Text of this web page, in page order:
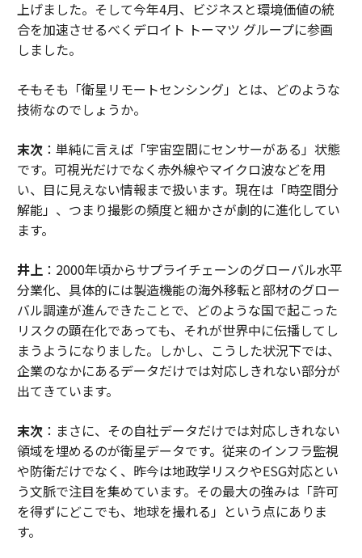
上げました。そして今年4月、ビジネスと環境価値の統
合を加速させるべくデロイト トーマツ グループに参画
しました。
――そもそも「衛星リモートセンシング」とは、どのような
技術なのでしょうか。
末次：単純に言えば「宇宙空間にセンサーがある」状態
です。可視光だけでなく赤外線やマイクロ波などを用
い、目に見えない情報まで扱います。現在は「時空間分
解能」、つまり撮影の頻度と細かさが劇的に進化してい
ます。
井上 ：2000年頃からサプライチェーンのグローバル水平
分業化、具体的には製造機能の海外移転と部材のグロー
バル調達が進んできたことで、どのような国で起こった
リスクの顕在化であっても、それが世界中に伝播してし
まうようになりました。しかし、こうした状況下では、
企業のなかにあるデータだけでは対応しきれない部分が
出てきています。
末次：まさに、その自社データだけでは対応しきれない
領域を埋めるのが衛星データです。従来のインフラ監視
や防衛だけでなく、昨今は地政学リスクやESG対応とい
う文脈で注目を集めています。その最大の強みは「許可
を得ずにどこでも、地球を撮れる」という点にありま
す。